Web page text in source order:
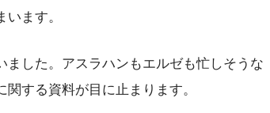
ます。
した。アスラハンもエルゼも忙しそうな
する資料が目に止まります。